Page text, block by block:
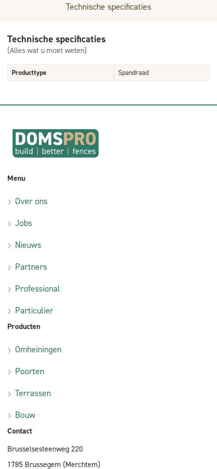
Technische specificaties
Technische specificaties
(Alles wat u moet weten)
Producttype Spandraad
Menu
Over ons
Jobs
Nieuws
Partners
Professional
Particulier
Producten
Omheiningen
Poorten
Terrassen
Bouw
Contact
Brusselsesteenweg 220
1785 Brussegem (Merchtem)